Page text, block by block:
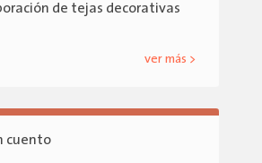
de tejas decorativas
ver más >
cuento